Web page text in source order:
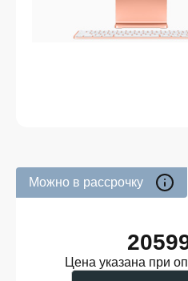
Можно в рассрочку
Цена указана при